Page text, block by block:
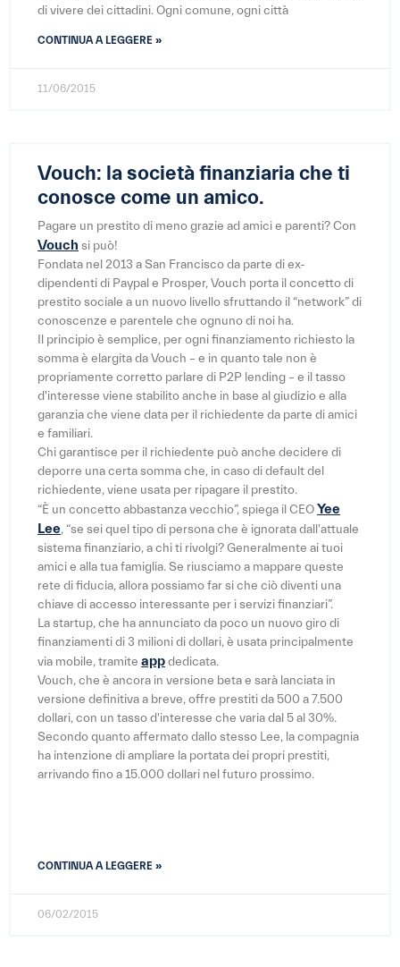
di vivere dei cittadini. Ogni comune, ogni città
CONTINUA A LEGGERE »
11/06/2015
Vouch: la società finanziaria che ti
conosce come un amico.
Pagare un prestito di meno grazie ad amici e parenti? Con
Vouch si può!
Fondata nel 2013 a San Francisco da parte di ex-
dipendenti di Paypal e Prosper, Vouch porta il concetto di
prestito sociale a un nuovo livello sfruttando il “network” di
conoscenze e parentele che ognuno di noi ha.
Il principio è semplice, per ogni finanziamento richiesto la
somma è elargita da Vouch – e in quanto tale non è
propriamente corretto parlare di P2P lending – e il tasso
d'interesse viene stabilito anche in base al giudizio e alla
garanzia che viene data per il richiedente da parte di amici
e familiari.
Chi garantisce per il richiedente può anche decidere di
deporre una certa somma che, in caso di default del
richiedente, viene usata per ripagare il prestito.
“È un concetto abbastanza vecchio”, spiega il CEOYee
Lee, “se sei quel tipo di persona che è ignorata dall'attuale
sistema finanziario, a chi ti rivolgi? Generalmente ai tuoi
amici e alla tua famiglia. Se riusciamo a mappare queste
rete di fiducia, allora possiamo far si che ciò diventi una
chiave di accesso interessante per i servizi finanziari”.
La startup, che ha annunciato da poco un nuovo giro di
finanziamenti di 3 milioni di dollari, è usata principalmente
via mobile, tramite appdedicata.
Vouch, che è ancora in versione beta e sarà lanciata in
versione definitiva a breve, offre prestiti da 500 a 7.500
dollari, con un tasso d'interesse che varia dal 5 al 30%.
Secondo quanto affermato dallo stesso Lee, la compagnia
ha intenzione di ampliare la portata dei propri prestiti,
arrivando fino a 15.000 dollari nel futuro prossimo.
CONTINUA A LEGGERE »
06/02/2015